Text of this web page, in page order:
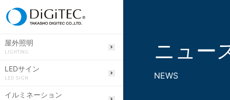
屋外照明
LIGHTING
LEDサイン
LED SIGN
イルミネーション
ニュー
NEWS